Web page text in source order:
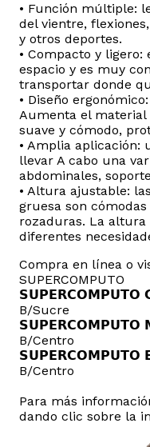
• Función múltiple:
del vientre,
y otros deportes.
• Compacto y
espacio y es muy
transportar donde
• Diseño
Aumenta el material
suave y cómodo,
• Amplia aplicación:
llevar A cabo una
abdominales,
• Altura ajustable:
gruesa son
rozaduras. La
diferentes
Compra en línea o
SUPERCOMPUTO
𝗦𝗨𝗣𝗘𝗥𝗖𝗢𝗠𝗣𝗨𝗧𝗢
B/Sucre
𝗦𝗨𝗣𝗘𝗥𝗖𝗢𝗠𝗣𝗨𝗧𝗢
B/Centro
𝗦𝗨𝗣𝗘𝗥𝗖𝗢𝗠𝗣𝗨𝗧𝗢
B/Centro
Para más
dando clic sobre la